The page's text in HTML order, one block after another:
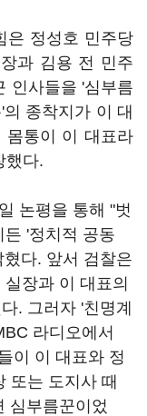
은 정성호 민주당
과 김용 전 민주
인사들을 '심부름
종착지가 이 대
몸통이 이 대표라
했다.
논평을 통해 "벗
'정치적 공동
다. 앞서 검찰은
장과 이 대표의
. 그러자 '친명계
라디오에서
이 이 대표와 정
또는 도지사 때
심부름꾼이었